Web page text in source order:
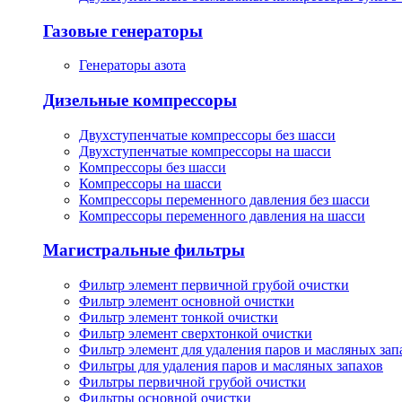
Газовые генераторы
Генераторы азота
Дизельные компрессоры
Двухступенчатые компрессоры без шасси
Двухступенчатые компрессоры на шасси
Компрессоры без шасси
Компрессоры на шасси
Компрессоры переменного давления без шасси
Компрессоры переменного давления на шасси
Магистральные фильтры
Фильтр элемент первичной грубой очистки
Фильтр элемент основной очистки
Фильтр элемент тонкой очистки
Фильтр элемент сверхтонкой очистки
Фильтр элемент для удаления паров и масляных
Фильтры для удаления паров и масляных запахов
Фильтры первичной грубой очистки
Фильтры основной очистки